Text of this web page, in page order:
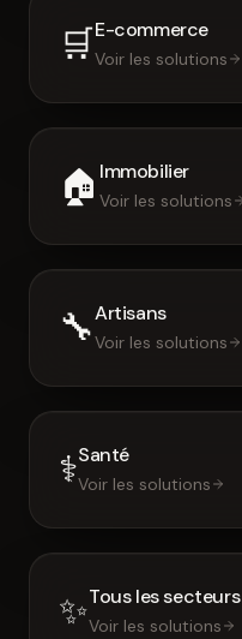
🛒E-commerce
Voir les solutions
🏠 Immobilier
Voir les solutions
🔧Artisans
Voir les solutions
⚕️Santé
Voir les solutions
✨Tous les secteurs
Voir les solutions